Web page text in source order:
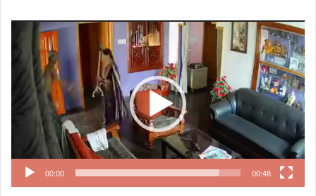
Video
Player
00:00 00:48